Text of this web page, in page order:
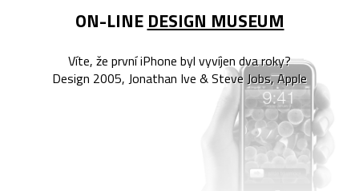
ON-LINE DESIGN MUSEUM
Víte, že první iPhone byl vyvíjen dva roky?
Design 2005, Jonathan Ive & Steve Jobs, Apple